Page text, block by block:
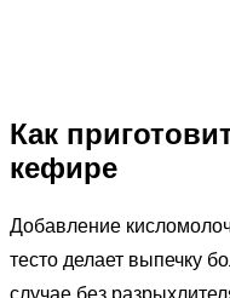
Как
кефире
Добавление
тесто делает выпечку
случае без